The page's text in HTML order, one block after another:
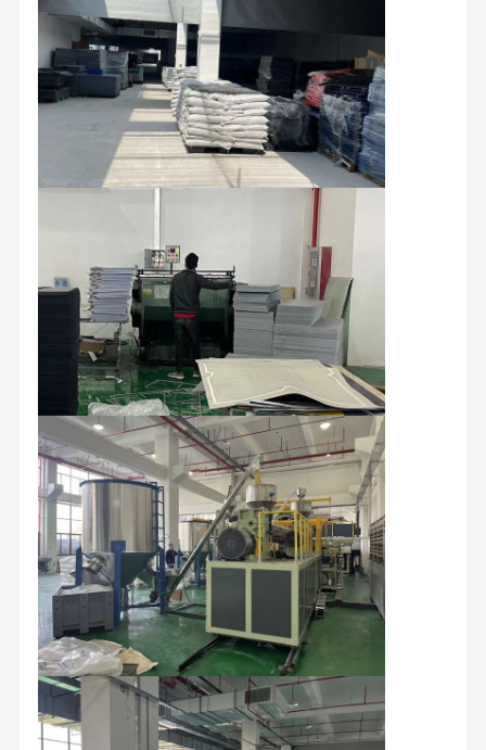
Inicio Productos
Sobre
Nosotros
Visita A La
Fábrica
Anhui Huichuang Packaging Technology Co., Ltd. y sus
subsidiariasBasándonos en la filosofía empresarial de uso
eficiente de los recursos y protección del medio ambiente,
estamos comprometidos con la búsqueda de la excelencia en
soluciones de embalaje logístico integrado.Introducción de
tecnología extranjera avanzada y equipos de moldeo por
inyecciónEn el caso de los productos de la industria de la Unión,
los productos incluyen una caja de facturación de plástico, una